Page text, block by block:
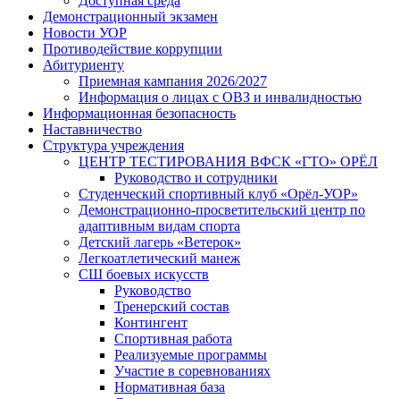
Демонстрационный экзамен
Новости УОР
Противодействие коррупции
Абитуриенту
Приемная кампания 2026/2027
Информация о лицах с ОВЗ и инвалидностью
Информационная безопасность
Наставничество
Структура учреждения
ЦЕНТР ТЕСТИРОВАНИЯ ВФСК «ГТО» ОРЁЛ
Руководство и сотрудники
Студенческий спортивный клуб «Орёл-УОР»
Демонстрационно-просветительский центр по
адаптивным видам спорта
Детский лагерь «Ветерок»
Легкоатлетический манеж
СШ боевых искусств
Руководство
Тренерский состав
Контингент
Спортивная работа
Реализуемые программы
Участие в соревнованиях
Нормативная база